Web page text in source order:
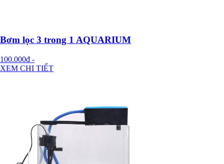
Bơm lọc 3 trong 1 AQUARIUM
100.000đ -
XEM CHI TIẾT